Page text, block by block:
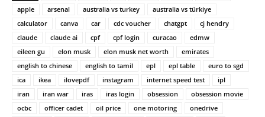
apple
arsenal australia vs turkey
australia vs türkiye
calculator
canva car cdc voucher chatgpt
cj hendry
claude
claude ai cpf cpf login curacao
edmw
eileen gu
elon musk elon musk net worth
emirates
english to chinese
english to tamil epl epl table
euro to sgd
ica
ikea ilovepdf instagram internet speed test
ipl
iran
iran war iras iras login obsession
obsession movie
ocbc
officer cadet oil price one motoring
onedrive